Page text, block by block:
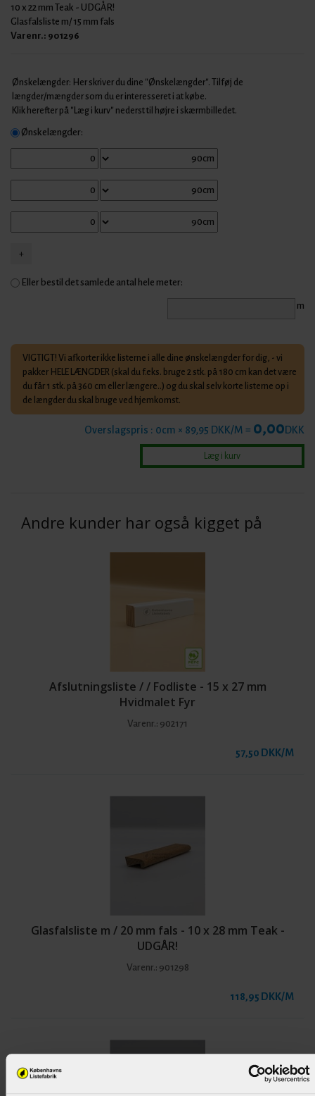
10 x 22 mm Teak - UDGÅR!
Glasfalsliste m/ 15 mm fals
Varenr.: 901296
Ønskelængder: Her skriver du dine "Ønskelængder". Tilføj de
længder/mængder som du er interesseret i at købe.
Klik herefter på "Læg i kurv" nederst til højre i skærmbilledet.
Ønskelængder:
Eller bestil det samlede antal hele meter:
m
VIGTIGT! Vi afkorter ikke listerne i alle dine ønskelængder for dig, - vi
pakker HELE LÆNGDER (skal du f.eks. bruge 2 stk. på 180 cm kan det være
du får 1 stk. på 360 cm eller længere..) og du skal selv korte listerne op i
de længder du skal bruge ved hjemkomst.
Overslagspris : 0cm × 89,95 DKK/M = 0,00DKK
Andre kunder har også kigget på
Afslutningsliste / / Fodliste - 15 x 27 mm
Hvidmalet Fyr
Varenr.: 902171
57,50 DKK/M
Glasfalsliste m / 20 mm fals - 10 x 28 mm Teak -
UDGÅR!
Varenr.: 901298
118,95 DKK/M